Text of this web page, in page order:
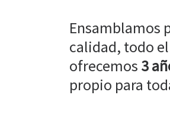
Ensamblamos
calidad, todo
ofrecemos 3
propio para